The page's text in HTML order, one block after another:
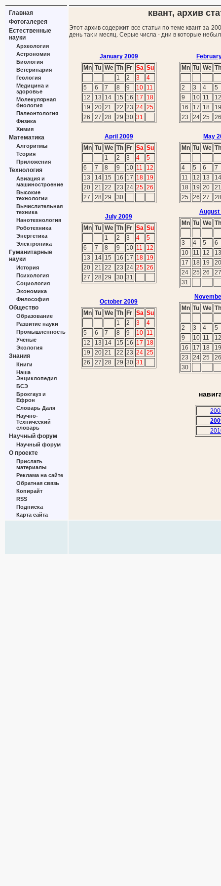
Главная
Фотогалерея
Естественные
науки
Археология
Астрономия
Биология
Ветеринария
Геология
Медицина и
здоровье
Молекулярная
биология
Палеонтология
Физика
Химия
Математика
Алгоритмы
Теория
Приложения
Технология
Авиация и
машиностроение
Высокие
технологии
Вычислительная
техника
Нанотехнология
Роботехника
Энергетика
Электроника
Гуманитарные
науки
История
Психология
Социология
Экономика
Философия
Общество
Образование
Развитие науки
Промышленность
Ученые
Экология
Знания
Книги
Наша
Энциклопедия
БСЭ
Брокгауз и
Ефрон
Словарь Даля
Научно-
Технический
словарь
Научный форум
Научный форум
О проекте
Прислать
материалы
Реклама на сайте
Обратная связь
Копирайт
RSS
Подписка
Карта сайта
квант, архив
Этот архив содержит все статьи по теме квант за
день так и месяц. Серые числа - дни в которые
January 2009
Mn Tu We Th Fr Sa Su
1
2 3
4
5
6 7 8 9 10 11
12
13 14 15 16 17
18
19
20 21 22 23 24 25
26
27 28 29 30 31
Mn Tu We Th
2 3 4
5
9
10 11
12
16
17 18
19
23
24 25 26
April 2009
Mn Tu We Th Fr Sa Su
1
2 3 4
5
6
7 8 9 10 11
12
13
14 15 16 17 18 19
20
21 22 23 24 25 26
27
28 29 30
May
Mn Tu We Th
4 5 6
7
11
12 13
14
18
19 20
21
25
26 27 28
July 2009
Mn Tu We Th Fr Sa Su
1
2 3 4
5
6
7 8 9 10 11
12
13
14 15 16 17 18 19
20
21 22 23 24 25 26
27
28 29 30 31
August
Mn Tu We Th
3 4 5
6
10
11 12
13
17
18 19
20
24
25 26
27
31
October 2009
Mn Tu We Th Fr Sa Su
1
2 3
4
5
6 7 8 9 10 11
12
13 14 15 16 17
18
19
20 21 22 23 24 25
26
27 28 29 30 31
Mn Tu We Th
2 3 4
5
9
10 11
12
16
17 18
19
23
24 25
26
30